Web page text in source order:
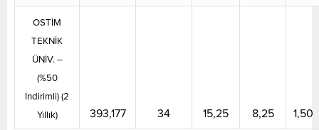
OSTİM
TEKNİK
ÜNİV. –
(%50
İndirimli) (2
Yıllık)
393,177 34 15,25 8,25
1,50